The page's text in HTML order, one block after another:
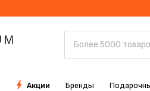
Акции Бренды